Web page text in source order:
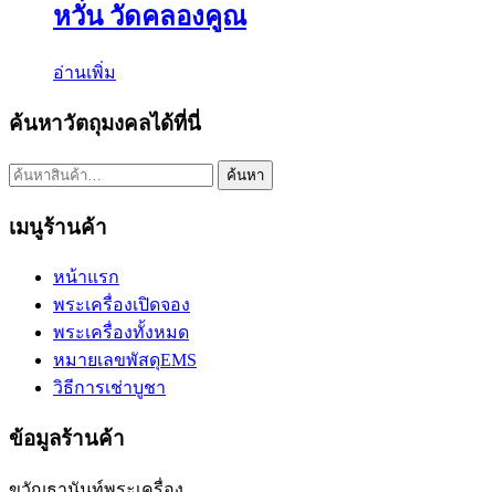
หวั่น วัดคลองคูณ
อ่านเพิ่ม
ค้นหาวัตถุมงคลได้ที่นี่
ค้นหา: ค้นหา
เมนูร้านค้า
หน้าแรก
พระเครื่องเปิดจอง
พระเครื่องทั้งหมด
หมายเลขพัสดุEMS
วิธีการเช่าบูชา
ข้อมูลร้านค้า